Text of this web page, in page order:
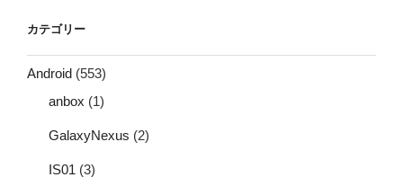
カテゴリー
Android (553)
anbox (1)
GalaxyNexus (2)
IS01 (3)